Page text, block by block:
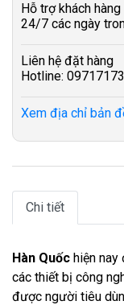
Hỗ trợ khách hàng
24/7 các ngày
Liên hệ đặt hàng
Hotline:
Xem địa chỉ bản
Chi tiết
Hàn Quốc hiện nay
các thiết bị công
được người tiêu